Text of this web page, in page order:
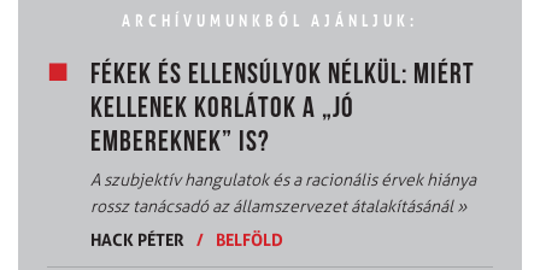
ARCHÍVUMUNKBÓL AJÁNLJUK:
FÉKEK ÉS ELLENSÚLYOK NÉLKÜL: MIÉRT
KELLENEK KORLÁTOK A „JÓ
EMBEREKNEK” IS?
A szubjektív hangulatok és a racionális érvek hiánya
rossz tanácsadó az államszervezet átalakításánál»
HACK PÉTER
/ BELFÖLD